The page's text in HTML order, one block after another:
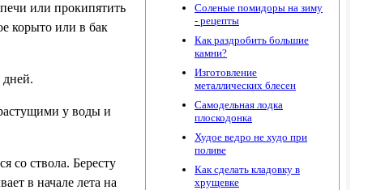
или прокипятить
корыто или в бак
дней.
у воды и
со ствола. Бересту
в начале лета на
Соленые помидоры на зиму
- рецепты
Как раздробить большие
камни?
Изготовление
металлических блесен
Самодельная лодка
плоскодонка
Худое ведро не худо при
поливе
Как сделать кладовку в
хрущевке